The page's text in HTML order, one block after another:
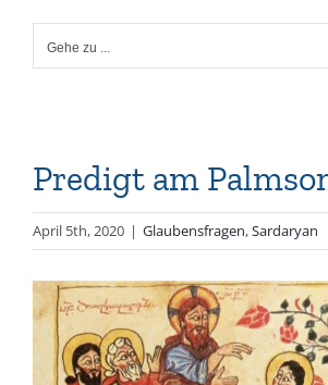
Gehe zu ...
Predigt am
April 5th, 2020 | Glaubensfragen,Sardaryan